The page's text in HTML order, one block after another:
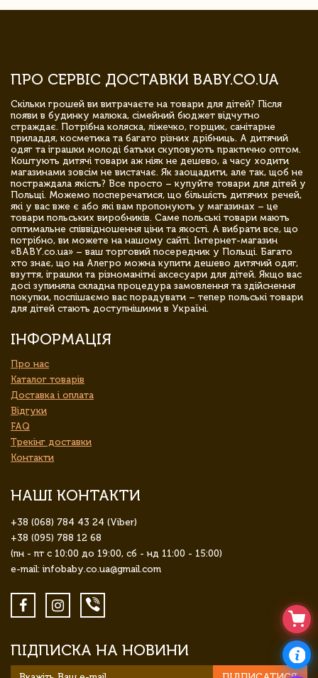
ПРО СЕРВІС ДОСТАВКИ BABY.CO.UA
Скільки грошей ви витрачаєте на товари для дітей? Після
появи в будинку малюка, сімейний бюджет відчутно
страждає. Потрібна коляска, ліжечко, горщик, санітарне
приладдя, косметика та багато різних дрібниць. А дитячий
одяг та іграшки молоді батьки скуповують практично оптом.
Коштують дитячі товари аж ніяк не дешево, а часу ходити
магазинами зовсім не вистачає. Як заощадити, але так, щоб не
постраждала якість? Все просто – купуйте товари для дітей у
Польщі. Можемо посперечатися, що більшість дитячих речей,
які у вас вже є або які вам пропонують у магазинах – це
товари польських виробників. Саме польські товари мають
оптимальне співвідношення ціни та якості. А вибрати все, що
потрібно, ви можете на нашому сайті. Інтернет-магазин
«BABY.co.ua» – ваш торговий посередник у Польщі. Багато
хто знає, що на Алегро можна купити дешево дитячий одяг,
взуття, іграшки та різноманітні аксесуари для дітей. Якщо вас
досі зупиняла складна процедура замовлення та здійснення
покупки, поспішаємо вас порадувати – тепер польські товари
для дітей стають доступнішими в Україні.
ІНФОРМАЦІЯ
Про нас
Каталог товарів
Доставка і оплата
Відгуки
FAQ
Трекінг доставки
Контакти
НАШІ КОНТАКТИ
+38 (068) 784 43 24 (Viber)
+38 (095) 788 12 68
(пн - пт с 10:00 до 19:00, сб - нд 11:00 - 15:00)
e-mail: infobaby.co.ua@gmail.com
ПІДПИСКА НА НОВИНИ